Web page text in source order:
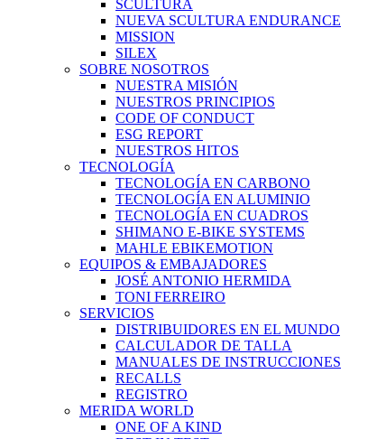
SCULTURA
NUEVA SCULTURA ENDURANCE
MISSION
SILEX
SOBRE NOSOTROS
NUESTRA MISIÓN
NUESTROS PRINCIPIOS
CODE OF CONDUCT
ESG REPORT
NUESTROS HITOS
TECNOLOGÍA
TECNOLOGÍA EN CARBONO
TECNOLOGÍA EN ALUMINIO
TECNOLOGÍA EN CUADROS
SHIMANO E-BIKE SYSTEMS
MAHLE EBIKEMOTION
EQUIPOS & EMBAJADORES
JOSÉ ANTONIO HERMIDA
TONI FERREIRO
SERVICIOS
DISTRIBUIDORES EN EL MUNDO
CALCULADOR DE TALLA
MANUALES DE INSTRUCCIONES
RECALLS
REGISTRO
MERIDA WORLD
ONE OF A KIND